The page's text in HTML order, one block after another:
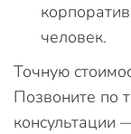
человек.
Точную
Позвоните по
консультации